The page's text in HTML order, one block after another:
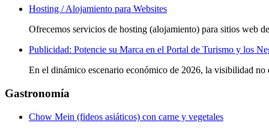
Hosting / Alojamiento para Websites
Ofrecemos servicios de hosting (alojamiento) para sitios web
Publicidad: Potencie su Marca en el Portal de Turismo y los
En el dinámico escenario económico de 2026, la visibilidad no
Gastronomía
Chow Mein (fideos asiáticos) con carne y vegetales